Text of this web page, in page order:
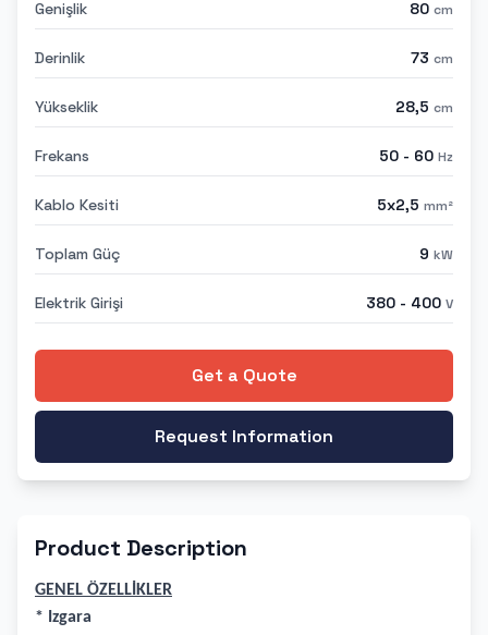
Genişlik 80 cm
Derinlik 73 cm
Yükseklik 28,5 cm
Frekans 50 - 60 Hz
Kablo Kesiti 5x2,5 mm²
Toplam Güç 9 kW
Elektrik Girişi 380 - 400 V
Get a Quote
Request Information
Product Description
GENEL ÖZELLİKLER
* Izgara